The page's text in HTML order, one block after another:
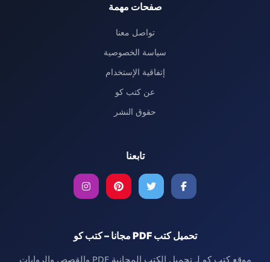
صفحات مهمة
تواصل معنا
سياسة الخصوصية
إتفاقية الإستخدام
عن كتب كو
حقوق النشر
تابعنا
تحميل كتب PDF مجانا – كتب كو
موقع كتب كو لـ تحميل الكتب المجانية PDF والقصص والروايات